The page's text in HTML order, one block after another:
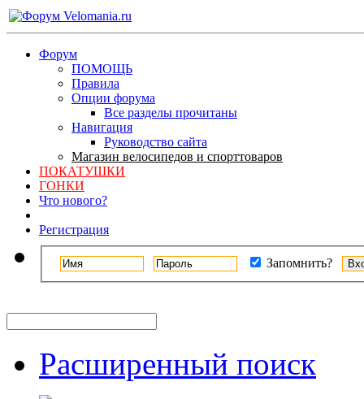
Форум
ПОМОЩЬ
Правила
Опции форума
Все разделы прочитаны
Навигация
Руководство сайта
Магазин велосипедов и спорттоваров
ПОКАТУШКИ
ГОНКИ
Что нового?
Регистрация
Запомнить?
Расширенный поиск